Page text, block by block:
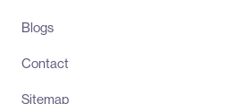
Blogs
Contact
Sitemap